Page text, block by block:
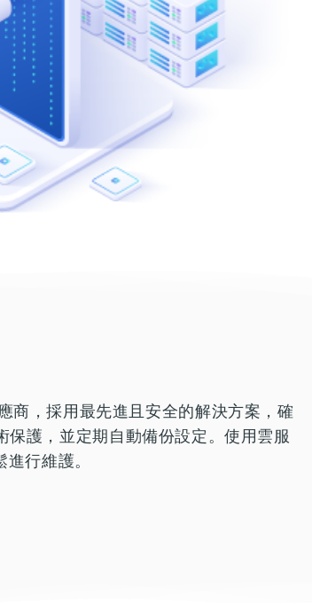
，採用最先進且安全的解決方案，確
護，並定期自動備份設定。使用雲服
行維護。